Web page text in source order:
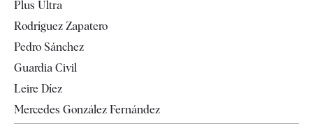
Televisión
Plus Ultra
Rodríguez Zapatero
Pedro Sánchez
Guardia Civil
Leire Díez
Mercedes González Fernández